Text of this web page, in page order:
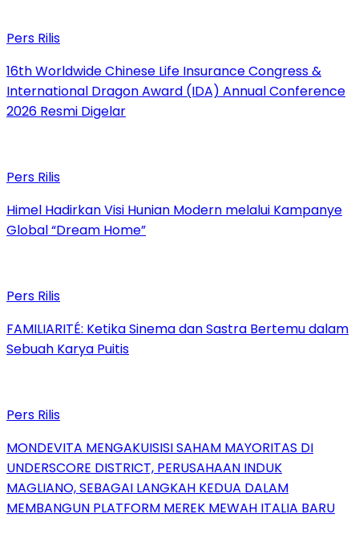
Pers Rilis
16th Worldwide Chinese Life Insurance Congress &
International Dragon Award (IDA) Annual Conference
2026 Resmi Digelar
Pers Rilis
Himel Hadirkan Visi Hunian Modern melalui Kampanye
Global “Dream Home”
Pers Rilis
FAMILIARITÉ: Ketika Sinema dan Sastra Bertemu dalam
Sebuah Karya Puitis
Pers Rilis
MONDEVITA MENGAKUISISI SAHAM MAYORITAS DI
UNDERSCORE DISTRICT, PERUSAHAAN INDUK
MAGLIANO, SEBAGAI LANGKAH KEDUA DALAM
MEMBANGUN PLATFORM MEREK MEWAH ITALIA BARU